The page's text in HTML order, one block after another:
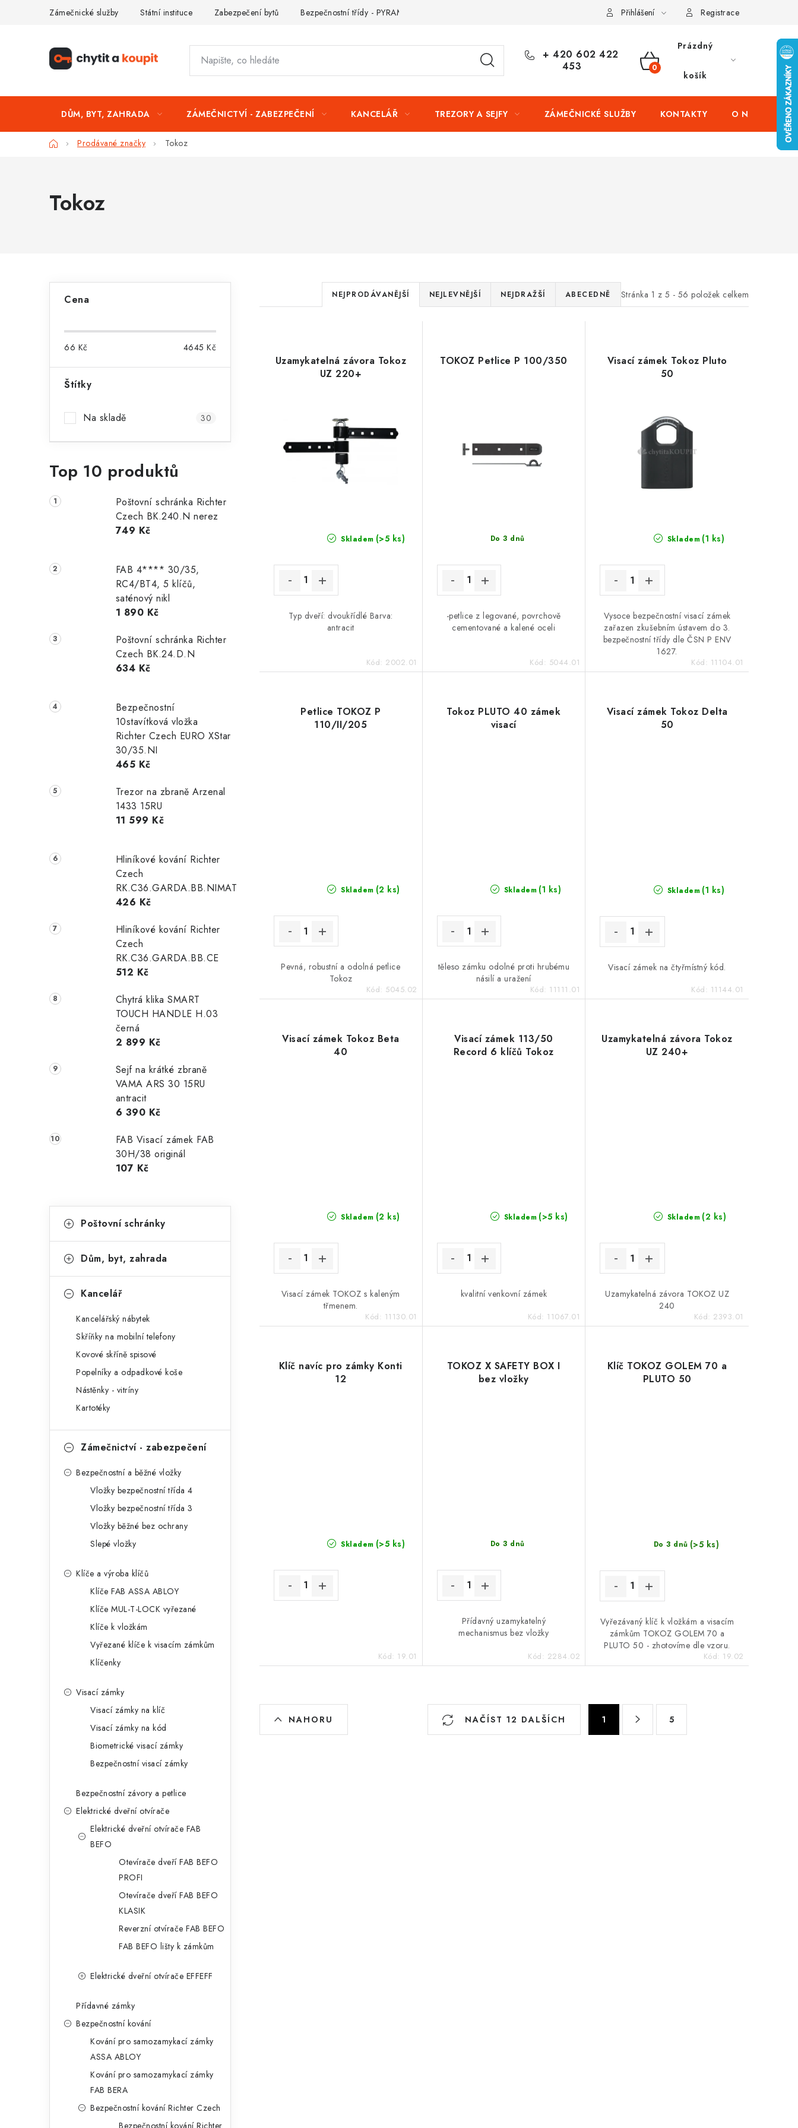
Zámečnické služby Státní instituce Zabezpečení bytů Bezpečnostní třídy - PYRAMIDA BEZPEČNOSTI Zabezpečení firem (administrativních budov) a
Přihlášení Registrace
+ 420 602 422
453
NÁKUPNÍ
Prázdný
košík
DŮM, BYT, ZAHRADA ZÁMEČNICTVÍ - ZABEZPEČENÍ KANCELÁŘ TREZORY A SEJFY ZÁMEČNICKÉ SLUŽBY KONTAKTY O NÁS
DomůProdávané značky Tokoz
Tokoz
t
n
í
p
e
Cena
66 Kč 4645 Kč
Štítky
Na skladě 30
Top 10 produktů
Poštovní schránka Richter
Czech BK.240.N nerez
749 Kč
FAB 4**** 30/35,
RC4/BT4, 5 klíčů,
saténový nikl
1 890 Kč
Poštovní schránka Richter
Czech BK.24.D.N
634 Kč
Bezpečnostní
10stavítková vložka
Richter Czech EURO XStar
30/35.NI
465 Kč
Trezor na zbraně Arzenal
1433 15RU
11 599 Kč
Hliníkové kování Richter
Czech
RK.C36.GARDA.BB.NIMAT
426 Kč
Hliníkové kování Richter
Czech
RK.C36.GARDA.BB.CE
512 Kč
Chytrá klika SMART
TOUCH HANDLE H.03
černá
2 899 Kč
Sejf na krátké zbraně
VAMA ARS 30 15RU
antracit
6 390 Kč
FAB Visací zámek FAB
30H/38 originál
107 Kč
kategorie
a
e
Poštovní schránky
Dům, byt, zahrada
Kancelář
Kancelářský nábytek
Skříňky na mobilní telefony
Kovové skříně spisové
Popelníky a odpadkové koše
Nástěnky - vitríny
Kartotéky
Zámečnictví - zabezpečení
Bezpečnostní a běžné vložky
Vložky bezpečnostní třída 4
Vložky bezpečnostní třída 3
Vložky běžné bez ochrany
Slepé vložky
Klíče a výroba klíčů
Klíče FAB ASSA ABLOY
Klíče MUL-T-LOCK vyřezané
Klíče k vložkám
Vyřezané klíče k visacím zámkům
Klíčenky
Visací zámky
Visací zámky na klíč
Visací zámky na kód
Biometrické visací zámky
Bezpečnostní visací zámky
Bezpečnostní závory a petlice
Elektrické dveřní otvírače
Elektrické dveřní otvírače FAB
BEFO
Otevírače dveří FAB BEFO
PROFI
Otevírače dveří FAB BEFO
KLASIK
Reverzní otvírače FAB BEFO
FAB BEFO lišty k zámkům
Elektrické dveřní otvírače EFFEFF
Přídavné zámky
Bezpečnostní kování
Kování pro samozamykací zámky
ASSA ABLOY
Kování pro samozamykací zámky
FAB BERA
Bezpečnostní kování Richter Czech
Stránka 1 z 5 - 56 položek celkem
Ř
a
e
n
p
r
k
t
ů
NEJPRODÁVANĚJŠÍ NEJLEVNĚJŠÍ NEJDRAŽŠÍ ABECEDNĚ
Uzamykatelná závora Tokoz
UZ 220+
Skladem (>5 ks)
Typ dveří: dvoukřídlé Barva:
antracit
Kód: 2002.01
TOKOZ Petlice P 100/350
Do 3 dnů
-petlice z legované, povrchově
cementované a kalené oceli
Kód: 5044.01
Visací zámek Tokoz Pluto
50
Skladem (1 ks)
Vysoce bezpečnostní visací zámek
zařazen zkušebním ústavem do 3.
bezpečnostní třídy dle ČSN P ENV
1627.
Kód: 11104.01
Petlice TOKOZ P
110/II/205
Skladem (2 ks)
Pevná, robustní a odolná petlice
Tokoz
Kód: 5045.02
Tokoz PLUTO 40 zámek
visací
Skladem (1 ks)
těleso zámku odolné proti hrubému
násilí a uražení
Kód: 11111.01
Visací zámek Tokoz Delta
50
Skladem (1 ks)
Visací zámek na čtyřmístný kód.
Kód: 11144.01
Visací zámek Tokoz Beta
40
Skladem (2 ks)
Visací zámek TOKOZ s kaleným
třmenem.
Kód: 11130.01
Visací zámek 113/50
Record 6 klíčů Tokoz
Skladem (>5 ks)
kvalitní venkovní zámek
Kód: 11067.01
Uzamykatelná závora Tokoz
UZ 240+
Skladem (2 ks)
Uzamykatelná závora TOKOZ UZ
240
Kód: 2393.01
Klíč navíc pro zámky Konti
12
Skladem (>5 ks)
Kód: 19.01
TOKOZ X SAFETY BOX I
bez vložky
Do 3 dnů
Přídavný uzamykatelný
mechanismus bez vložky
Kód: 2284.02
Klíč TOKOZ GOLEM 70 a
PLUTO 50
Do 3 dnů (>5 ks)
Vyřezávaný klíč k vložkám a visacím
zámkům TOKOZ GOLEM 70 a
PLUTO 50 - zhotovíme dle vzoru.
Kód: 19.02
O
v
NAČÍST 12 DALŠÍCH
S
1 5
NAHORU